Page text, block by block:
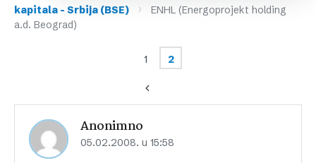
kapitala – Srbija (BSE)
›
ENHL (Energoprojekt holding
a.d. Beograd)
1 2
Anonimno
05.02.2008. u 15:58